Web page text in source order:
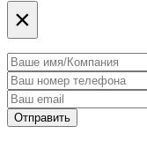
×
Отправить